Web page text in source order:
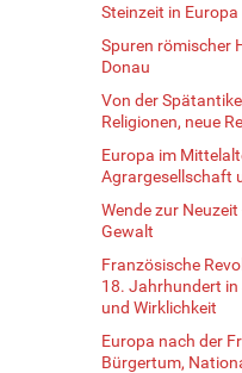
Steinzeit in
Spuren römischer
Donau
Von der
Religionen, neue
Europa im
Agrargesellschaft
Wende zur
Gewalt
Französische
18. Jahrhundert
und Wirklichkeit
Europa nach der
Bürgertum,